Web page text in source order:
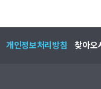
개인정보처리방침 찾아오